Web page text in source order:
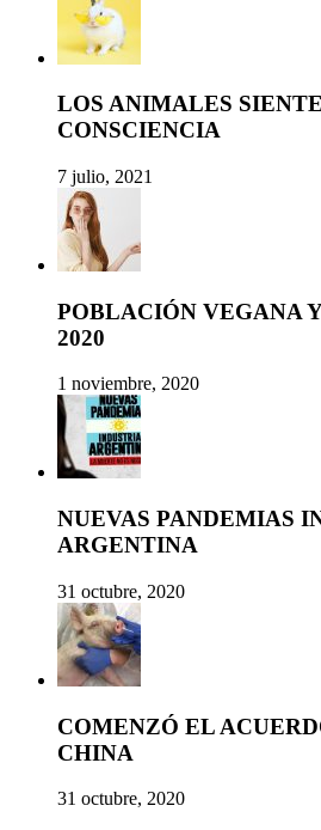
LOS ANIMALES
CONSCIENCIA
7 julio, 2021
POBLACIÓN VEGANA
2020
1 noviembre, 2020
NUEVAS PANDEMIAS
ARGENTINA
31 octubre, 2020
COMENZÓ EL
CHINA
31 octubre, 2020